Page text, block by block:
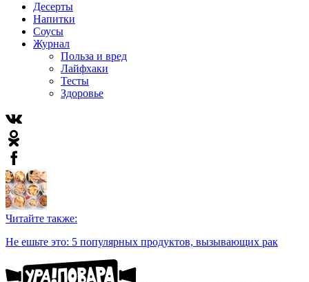
Десерты
Напитки
Соусы
Журнал
Польза и вред
Лайфхаки
Тесты
Здоровье
Читайте также:
Не ешьте это: 5 популярных продуктов, вызывающих рак